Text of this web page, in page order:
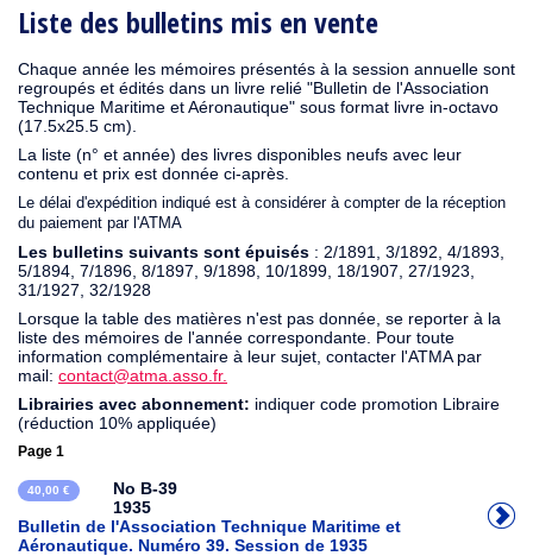
Liste des bulletins mis en vente
Chaque année les mémoires présentés à la session annuelle sont
regroupés et édités dans un livre relié "Bulletin de l'Association
Technique Maritime et Aéronautique" sous format livre in-octavo
(17.5x25.5 cm).
La liste (n° et année) des livres disponibles neufs avec leur
contenu et prix est donnée ci-après.
Le délai d'expédition indiqué est à considérer à compter de la réception
du paiement par l'ATMA
Les bulletins suivants sont épuisés : 2/1891, 3/1892, 4/1893,
5/1894, 7/1896, 8/1897, 9/1898, 10/1899, 18/1907, 27/1923,
31/1927, 32/1928
Lorsque la table des matières n'est pas donnée, se reporter à la
liste des mémoires de l'année correspondante. Pour toute
information complémentaire à leur sujet, contacter l'ATMA par
mail: contact@atma.asso.fr.
Librairies avec abonnement: indiquer code promotion Libraire
(réduction 10% appliquée)
Page 1
40,00 €
No B-39
1935
Bulletin de l'Association Technique Maritime et
Aéronautique. Numéro 39. Session de 1935